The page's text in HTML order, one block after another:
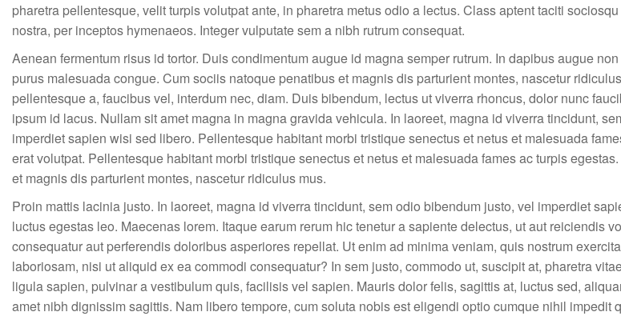
pharetra pellentesque, velit turpis volutpat ante, in pharetra metus odio a lectus. Class aptent taciti
nostra, per inceptos hymenaeos. Integer vulputate sem a nibh rutrum consequat.
Aenean fermentum risus id tortor. Duis condimentum augue id magna semper rutrum. In dapibus augue
purus malesuada congue. Cum sociis natoque penatibus et magnis dis parturient montes, nascetur
pellentesque a, faucibus vel, interdum nec, diam. Duis bibendum, lectus ut viverra rhoncus, dolor nunc
ipsum id lacus. Nullam sit amet magna in magna gravida vehicula. In laoreet, magna id viverra tincidunt,
imperdiet sapien wisi sed libero. Pellentesque habitant morbi tristique senectus et netus et malesuada
erat volutpat. Pellentesque habitant morbi tristique senectus et netus et malesuada fames ac turpis
et magnis dis parturient montes, nascetur ridiculus mus.
Proin mattis lacinia justo. In laoreet, magna id viverra tincidunt, sem odio bibendum justo, vel imperdiet
luctus egestas leo. Maecenas lorem. Itaque earum rerum hic tenetur a sapiente delectus, ut aut reiciendis
consequatur aut perferendis doloribus asperiores repellat. Ut enim ad minima veniam, quis nostrum
laboriosam, nisi ut aliquid ex ea commodi consequatur? In sem justo, commodo ut, suscipit at, pharetra
ligula sapien, pulvinar a vestibulum quis, facilisis vel sapien. Mauris dolor felis, sagittis at, luctus sed,
amet nibh dignissim sagittis. Nam libero tempore, cum soluta nobis est eligendi optio cumque nihil impedit